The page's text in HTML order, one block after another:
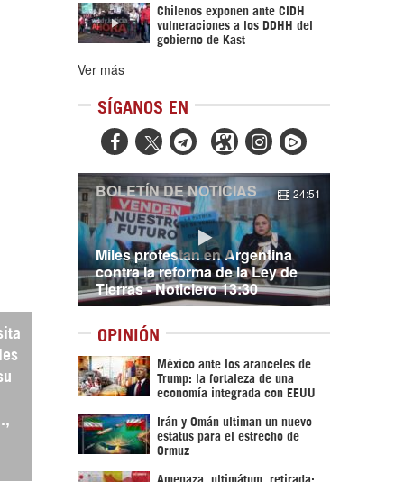
Chilenos exponen ante CIDH
vulneraciones a los DDHH del
gobierno de Kast
Ver más
SÍGANOS EN
  
Miles protestan en Argentina
contra la reforma de la Ley de
Tierras - Noticiero 13:30
BOLETÍN DE NOTICIAS 24:51
OPINIÓN
México ante los aranceles de
Trump: la fortaleza de una
economía integrada con EEUU
Irán y Omán ultiman un nuevo
estatus para el estrecho de
Ormuz
Amenaza, ultimátum, retirada: